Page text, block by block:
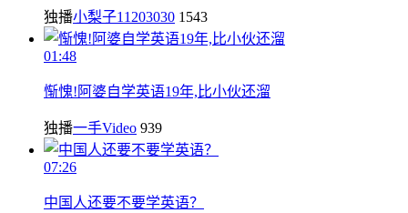
独播小梨子11203030 1543
01:48
惭愧!阿婆自学英语19年,比小伙还溜
独播一手Video 939
07:26
中国人还要不要学英语？